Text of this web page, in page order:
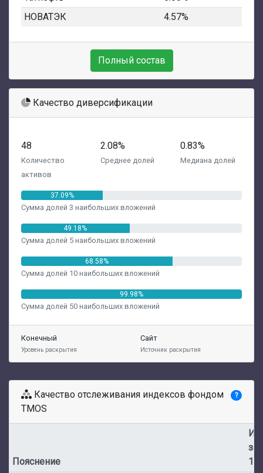
НОВАТЭК
4.57%
Полный состав
Качество диверсификации
48
Количество
активов
2.08%
Среднее долей
0.83%
Медиана долей
37.09%
Сумма долей 3 наибольших вложений
49.18%
Сумма долей 5 наибольших вложений
68.58%
Сумма долей 10 наибольших вложений
99.98%
Сумма долей 50 наибольших вложений
Конечный
Уровень раскрытия
Сайт
Источник раскрытия
Качество отслеживания индексов фондом
TMOS
?
Пояснение
за
1M